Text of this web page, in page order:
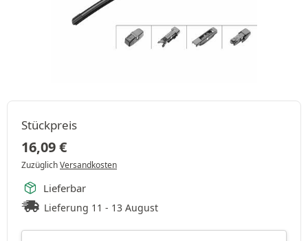
Stückpreis
16,09€
ZuzüglichVersandkosten
Lieferbar
Lieferung 11 - 13 August